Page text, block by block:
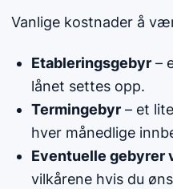
Vanlige kostnader å
Etableringsgebyr –
lånet settes opp.
Termingebyr – et
hver månedlige
Eventuelle gebyrer
vilkårene hvis du